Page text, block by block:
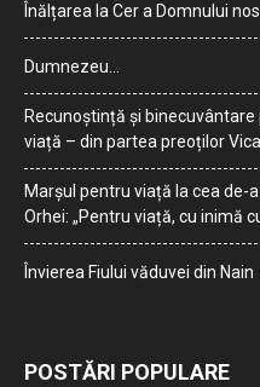
Înălțarea la Cer a Domnului
Dumnezeu…
Recunoștință și
viață – din partea preoților
Marșul pentru viață la cea de-
Orhei: „Pentru viață, cu inimă
Învierea Fiului văduvei din Nain
POSTĂRI POPULARE